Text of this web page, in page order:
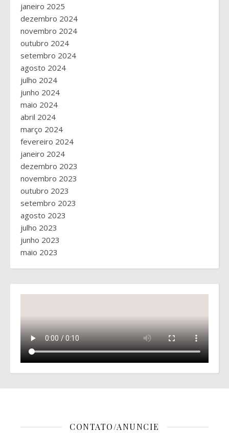
janeiro 2025
dezembro 2024
novembro 2024
outubro 2024
setembro 2024
agosto 2024
julho 2024
junho 2024
maio 2024
abril 2024
março 2024
fevereiro 2024
janeiro 2024
dezembro 2023
novembro 2023
outubro 2023
setembro 2023
agosto 2023
julho 2023
junho 2023
maio 2023
CONTATO/ANUNCIE